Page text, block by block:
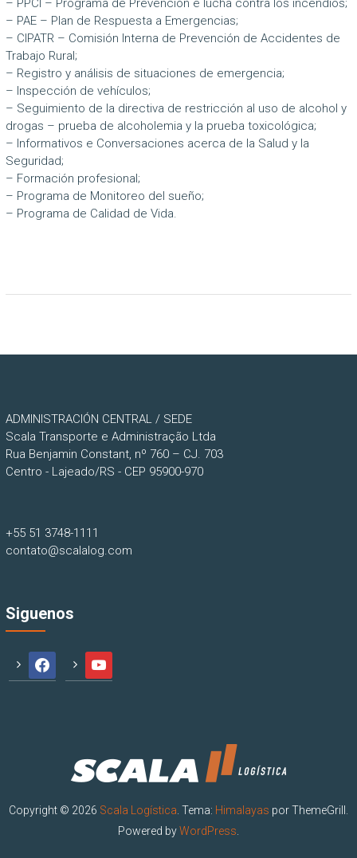
– PPCI – Programa de Prevención e lucha contra los incendios;
– PAE – Plan de Respuesta a Emergencias;
– CIPATR – Comisión Interna de Prevención de Accidentes de
Trabajo Rural;
– Registro y análisis de situaciones de emergencia;
– Inspección de vehículos;
– Seguimiento de la directiva de restricción al uso de alcohol y
drogas – prueba de alcoholemia y la prueba toxicológica;
– Informativos e Conversaciones acerca de la Salud y la
Seguridad;
– Formación profesional;
– Programa de Monitoreo del sueño;
– Programa de Calidad de Vida.
ADMINISTRACIÓN CENTRAL / SEDE
Scala Transporte e Administração Ltda
Rua Benjamin Constant, nº 760 – CJ. 703
Centro - Lajeado/RS - CEP 95900-970
+55 51 3748-1111
contato@scalalog.com
Siguenos
facebook youtube
Copyright © 2026 Scala Logística . Tema: Himalayas por ThemeGrill.
Powered byWordPress